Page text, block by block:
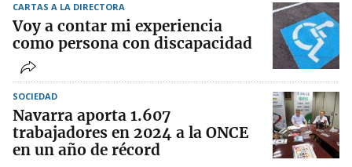
CARTAS A LA DIRECTORA
Voy a contar mi experiencia
como persona con discapacidad
SOCIEDAD
Navarra aporta 1.607
trabajadores en 2024 a la ONCE
en un año de récord